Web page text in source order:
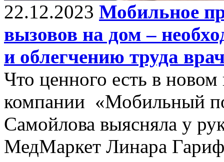
22.12.2023 Мобильное
вызовов на дом –
и облегчению труда
Что ценного есть в новом
компании «Мобильный
Самойлова выясняла у
МедМаркет Линара